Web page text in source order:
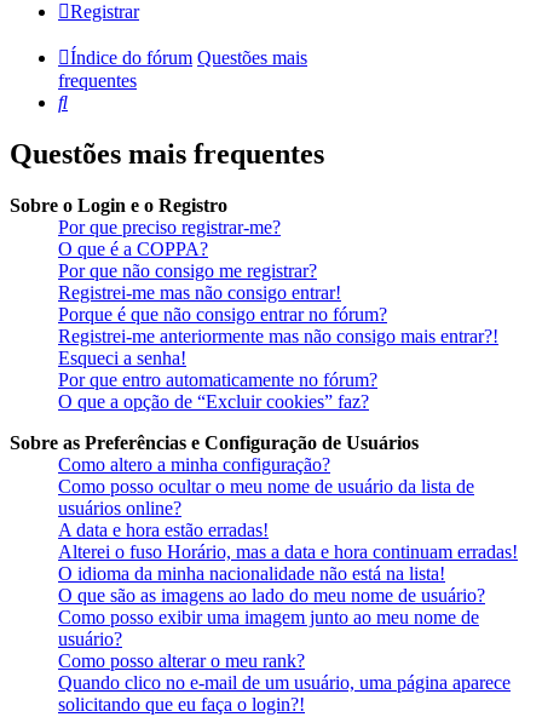
Registrar
Índice do fórum Questões mais
frequentes
Pesquisar
Questões mais frequentes
Sobre o Login e o Registro
Por que preciso registrar-me?
O que é a COPPA?
Por que não consigo me registrar?
Registrei-me mas não consigo entrar!
Porque é que não consigo entrar no fórum?
Registrei-me anteriormente mas não consigo mais entrar?!
Esqueci a senha!
Por que entro automaticamente no fórum?
O que a opção de “Excluir cookies” faz?
Sobre as Preferências e Configuração de Usuários
Como altero a minha configuração?
Como posso ocultar o meu nome de usuário da lista de
usuários online?
A data e hora estão erradas!
Alterei o fuso Horário, mas a data e hora continuam erradas!
O idioma da minha nacionalidade não está na lista!
O que são as imagens ao lado do meu nome de usuário?
Como posso exibir uma imagem junto ao meu nome de
usuário?
Como posso alterar o meu rank?
Quando clico no e-mail de um usuário, uma página aparece
solicitando que eu faça o login?!